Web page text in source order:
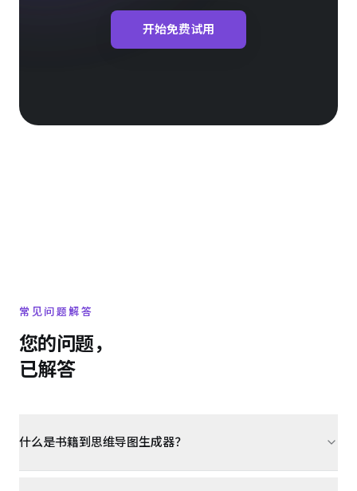
开始免费试用
常见问题解答
您的问题，
已解答
什么是书籍到思维导图生成器？